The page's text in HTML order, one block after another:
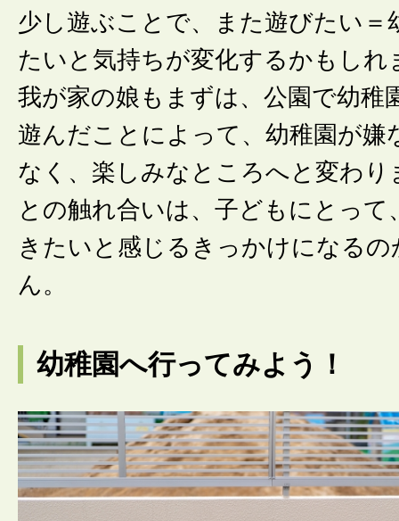
少し遊ぶことで、また遊びたい＝
たいと気持ちが変化するかもしれ
我が家の娘もまずは、公園で幼稚
遊んだことによって、幼稚園が嫌
なく、楽しみなところへと変わり
との触れ合いは、子どもにとって
きたいと感じるきっかけになる
ん。
幼稚園へ行ってみよう！